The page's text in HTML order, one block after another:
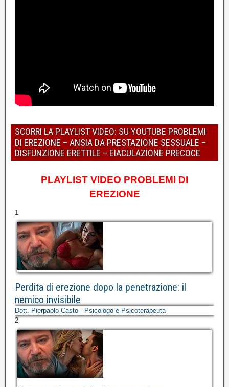
SCORRI LA PLAYLIST VIDEO: SU YOUTUBE PROBLEMI
DI EREZIONE – ANSIA DA PRESTAZIONE SESSUALE –
DISFUNZIONE ERETTILE – EIACULAZIONE PRECOCE
PLAYLIST VIDEO PROBLEMI DI
EREZIONE
1
Perdita di erezione dopo la penetrazione: il
nemico invisibile
Dott. Pierpaolo Casto - Psicologo e Psicoterapeuta
2